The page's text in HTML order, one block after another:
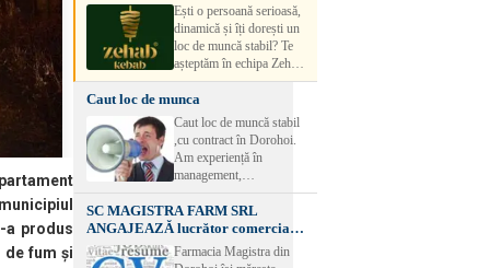
a produs
fum și
detalii, vă rog să sunați la
numărul de telefon.
Ești o persoană serioasă,
dinamică și îți dorești un
loc de muncă stabil? Te
așteptăm în echipa Zehab
Kebab! Posturi
disponibile: -
SHAORMAR AJUTOR
BUCATAR 2/posturi -
LUCRATOR
COMERCIAL
VANZATOR /2 posturi
OFERIM : Contract de
muncă Program flexibil
Salariu motivant, în
funcție de experienț
Caut loc de munca
Caut loc de muncă stabil
,cu contract în Dorohoi.
Am experiență în
management,
contabilitate, ospătărie .
Rog seriozitate
SC MAGISTRA FARM SRL
ANGAJEAZĂ lucrător comercial –
DOROHOI
Farmacia Magistra din